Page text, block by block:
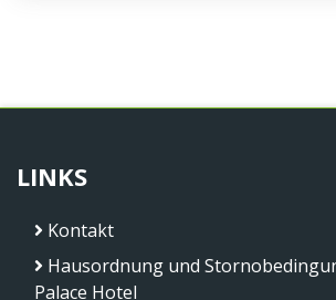
LINKS
Kontakt
Hausordnung und
Palace Hotel